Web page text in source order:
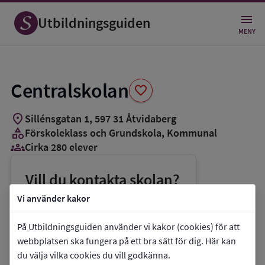
Vi använder kakor
På Utbildningsguiden använder vi kakor (cookies) för att
webbplatsen ska fungera på ett bra sätt för dig. Här kan
du välja vilka cookies du vill godkänna.
Utbildningsguiden MENY
Centralskolan favorite
Spara
som
favorit
location_on Sillénsgatan 1, 597 31Åtvidaberg
categoryFörskoleklass och Grundskola, Kommunal
groups_3Cirka 280 elever
Vill du kontakta skolan?
phoneTelefon:0120-83364
E-post: kommun@atvidaberg.se
link Webbplats:Centralskolan